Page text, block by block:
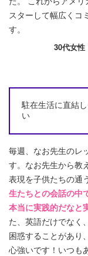
スターして幅広くコ
す。
30代女性
駐在生活に直結
い
毎週、なお先生のレ
す。なお先生から教
表現を子供たちの通
生たちとの会話の中
本当に実践的だなと
た、英語だけでなく
困惑することがあり
心強いです！いつも